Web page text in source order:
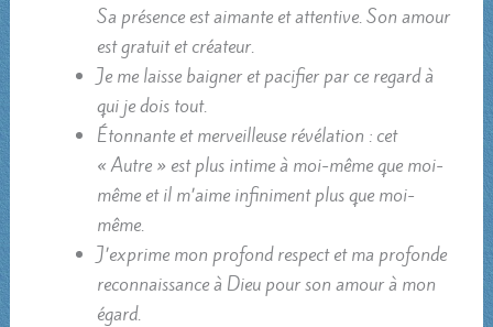
Sa présence est aimante et attentive. Son amour
est gratuit et créateur.
Je me laisse baigner et pacifier par ce regard à
qui je dois tout.
Étonnante et merveilleuse révélation : cet
« Autre » est plus intime à moi-même que moi-
même et il m’aime infiniment plus que moi-
même.
J’exprime mon profond respect et ma profonde
reconnaissance à Dieu pour son amour à mon
égard.